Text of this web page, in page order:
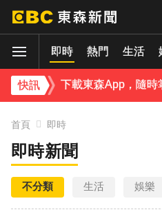
10億 即時 熱門 生活
快訊 下載東森App，隨時
首頁 即時
即時新聞
不分類 生活 娛樂